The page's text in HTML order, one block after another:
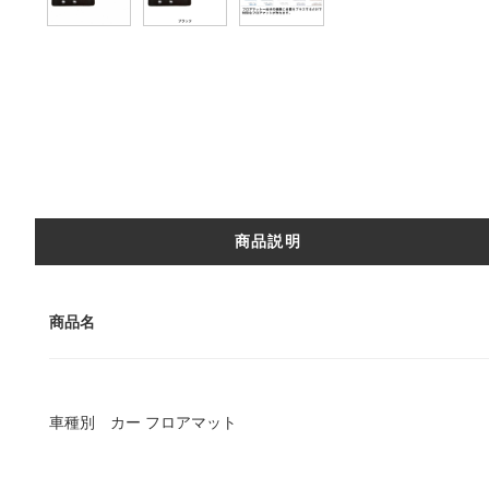
商品説明
商品名
車種別 カー フロアマット